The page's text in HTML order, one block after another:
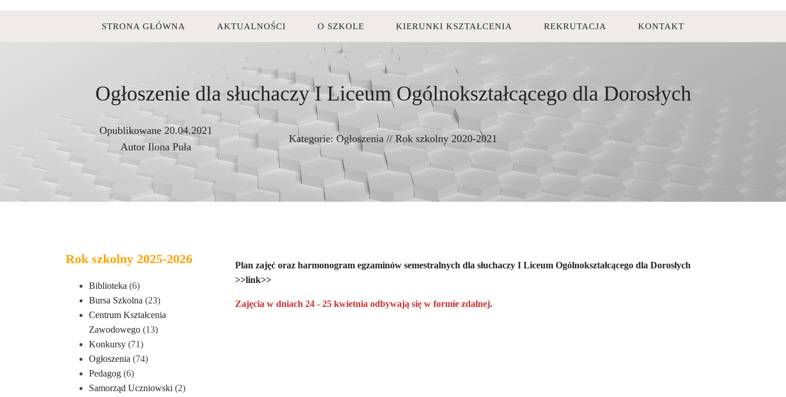
STRONA GŁÓWNA AKTUALNOŚCI O SZKOLE KIERUNKI KSZTAŁCENIA REKRUTACJA KONTAKT
Ogłoszenie dla słuchaczy I Liceum Ogólnokształcącego dla Dorosłych
Opublikowane 20.04.2021
Autor Ilona Puła
Kategorie: Ogłoszenia // Rok szkolny 2020-2021
Rok szkolny 2025-2026
Biblioteka (6)
Bursa Szkolna (23)
Centrum Kształcenia
Zawodowego (13)
Konkursy (71)
Ogłoszenia (74)
Pedagog (6)
Samorząd Uczniowski (2)
Plan zajęć oraz harmonogram egzaminów semestralnych dla słuchaczy I Liceum Ogólnokształcącego dla Dorosłych
>>link>>
Zajęcia w dniach 24 - 25 kwietnia odbywają się w formie zdalnej.